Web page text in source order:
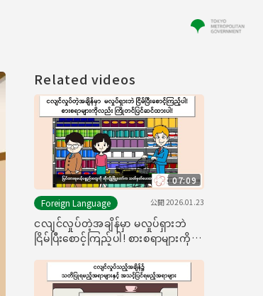
Related videos
07:09
Foreign Language
公開2026.01.23
ငလျင်လှုပ်တဲ့အချိန်မှာ မလှုပ်ရှားဘဲ
ငြိမ်ပြီးစောင့်ကြည့်ပါ! စားစရာများကို